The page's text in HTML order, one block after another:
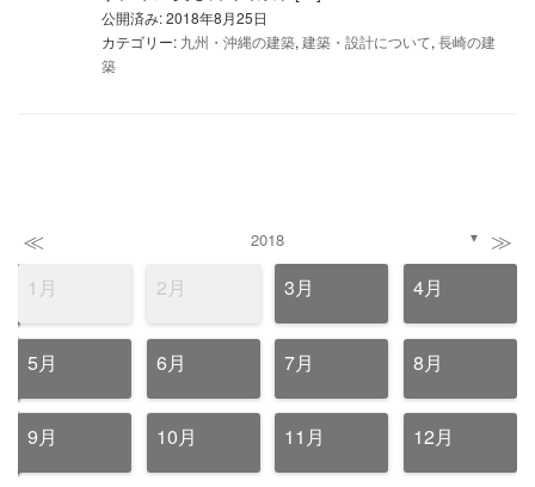
公開済み: 2018年8月25日
カテゴリー: 九州・沖縄の建築, 建築・設計について, 長崎の建
築
≪ 2018 ▼ ≫
1月 2月 3月 4月
5月 6月 7月 8月
9月 10月 11月 12月